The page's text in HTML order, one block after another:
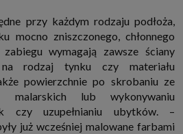
z Grupy SAGIER oraz nasi Zaufani
dopasowywać reklamy do Twoich preferencji.
(tj. twój komputer, tablet, smartphone itp.),
do serwera przy każdorazowym wejściu na
gdy odwiedzasz strony w Internecie.
temat plików cookie i ich funkcjonowania
. Pod tym linkiem znajdziesz także informację
przeglądarki, aby ograniczyć lub wyłączyć
itp. oraz jak usunąć takie pliki z Twojego
przy każdym rodzaju podłoża,
mocno zniszczonego, chłonnego
wymagają zawsze ściany
rodzaj tynku czy materiału
powierzchnie po skrobaniu ze
malarskich lub wykonywaniu
czy uzupełnianiu ubytków. –
już wcześniej malowane farbami